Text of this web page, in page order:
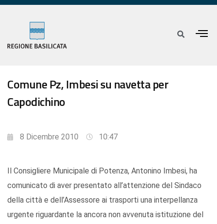
Comune Pz, Imbesi su navetta per
Capodichino
8 Dicembre 2010 10:47
Il Consigliere Municipale di Potenza, Antonino Imbesi, ha
comunicato di aver presentato all’attenzione del Sindaco
della città e dell’Assessore ai trasporti una interpellanza
urgente riguardante la ancora non avvenuta istituzione del